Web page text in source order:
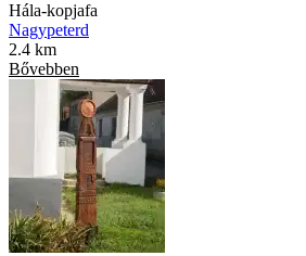
Hála-kopjafa
Nagypeterd
2.4 km
Bővebben